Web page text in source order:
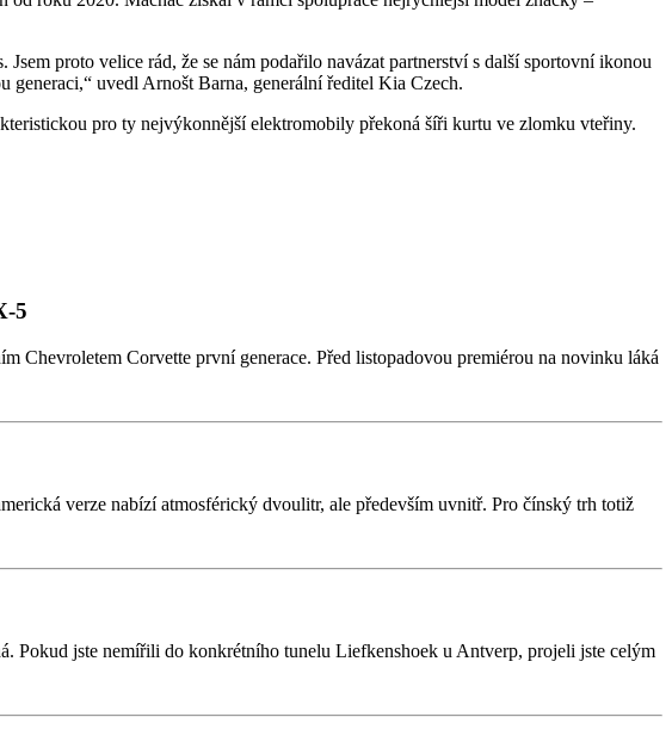
proto velice rád, že se nám podařilo navázat partnerství s další sportovní ikonou
generaci,“ uvedl Arnošt Barna, generální ředitel Kia Czech.
pro ty nejvýkonnější elektromobily překoná šíři kurtu ve zlomku vteřiny.
5
Chevroletem Corvette první generace. Před listopadovou premiérou na novinku láká
verze nabízí atmosférický dvoulitr, ale především uvnitř. Pro čínský trh totiž
Pokud jste nemířili do konkrétního tunelu Liefkenshoek u Antverp, projeli jste celým